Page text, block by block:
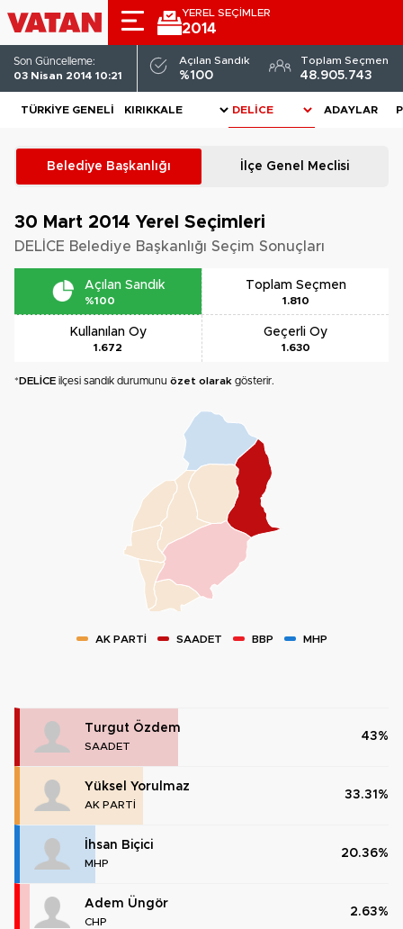
YEREL SEÇİMLER
2014
Son Güncelleme:
03 Nisan 2014 10:21
Açılan Sandık
%100
Toplam Seçmen
48.905.743
TÜRKIYE GENELI ADAYLAR
Belediye Başkanlığı İlçe Genel Meclisi
30 Mart 2014 Yerel Seçimleri
DELİCE Belediye Başkanlığı Seçim Sonuçları
Açılan Sandık
%100
Toplam Seçmen
1.810
Kullanılan Oy
1.672
Geçerli Oy
1.630
*DELİCE ilçesi sandık durumunu özet olarak gösterir.
AK PARTİ SAADET BBP MHP
Turgut Özdem
SAADET
43%
Yüksel Yorulmaz
AK PARTİ
33.31%
İhsan Biçici
MHP
20.36%
Adem Üngör
CHP
2.63%